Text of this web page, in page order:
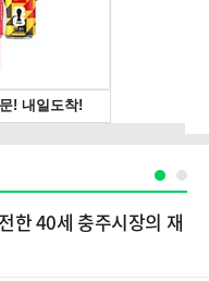
한 40세 충주시장의 재